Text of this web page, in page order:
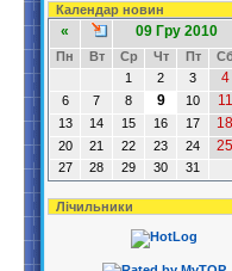
Календар новин
« 09 Гру 2010
Пн Вт Ср Чт Пт
1
2 3 4
6 7 8 9 10 11
13 14 15 16 17 18
20 21 22 23 24 25
27 28 29 30 31
Лічильники